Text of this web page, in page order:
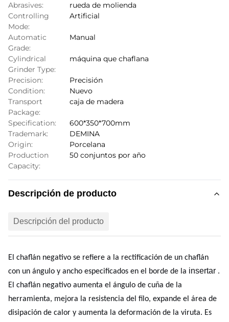
Abrasives:
rueda de molienda
Controlling
Mode:
Artificial
Automatic
Grade:
Manual
Cylindrical
Grinder Type:
máquina que chaflana
Precision:
Precisión
Condition:
Nuevo
Transport
Package:
caja de madera
Specification:
600*350*700mm
Trademark:
DEMINA
Origin:
Porcelana
Production
Capacity:
50 conjuntos por año
Descripción de producto
Descripción del producto
El chaflán negativo se refiere a la rectificación de un chaflán
con un ángulo y ancho especificados en el borde de la insertar .
El chaflán negativo aumenta el ángulo de cuña de la
herramienta, mejora la resistencia del filo, expande el área de
disipación de calor y aumenta la deformación de la viruta. Es